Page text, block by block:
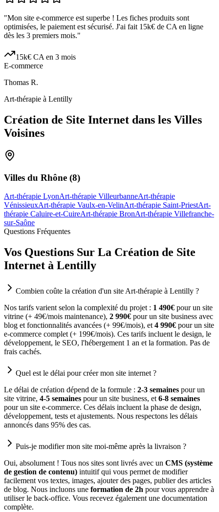
"Mon site e-commerce est superbe ! Les fiches produits sont
optimisées, le paiement est sécurisé. J'ai fait 15k€ de CA en ligne
dès les 3 premiers mois."
15k€ CA en 3 mois
E-commerce
Thomas R.
Art-thérapie à Lentilly
Création de Site Internet dans les Villes
Voisines
Villes du Rhône (8)
Art-thérapie LyonArt-thérapie VilleurbanneArt-thérapie
VénissieuxArt-thérapie Vaulx-en-VelinArt-thérapie Saint-PriestArt-
thérapie Caluire-et-CuireArt-thérapie BronArt-thérapie Villefranche-
sur-Saône
Questions Fréquentes
Vos Questions Sur La Création de Site
Internet à Lentilly
Combien coûte la création d'un site Art-thérapie à Lentilly ?
Nos tarifs varient selon la complexité du projet : 1 490€ pour un site
vitrine (+ 49€/mois maintenance), 2 990€ pour un site business avec
blog et fonctionnalités avancées (+ 99€/mois), et 4 990€ pour un site
e-commerce complet (+ 199€/mois). Ces tarifs incluent le design, le
développement, le SEO, l'hébergement 1 an et la formation. Pas de
frais cachés.
Quel est le délai pour créer mon site internet ?
Le délai de création dépend de la formule : 2-3 semaines pour un
site vitrine, 4-5 semaines pour un site business, et 6-8 semaines
pour un site e-commerce. Ces délais incluent la phase de design,
développement, tests et ajustements. Nous respectons les délais
annoncés dans 95% des cas.
Puis-je modifier mon site moi-même après la livraison ?
Oui, absolument ! Tous nos sites sont livrés avec un CMS (système
de gestion de contenu) intuitif qui vous permet de modifier
facilement vos textes, images, ajouter des pages, publier des articles
de blog. Nous incluons une formation de 2h pour vous apprendre à
utiliser le back-office. Vous recevez également une documentation
complète.